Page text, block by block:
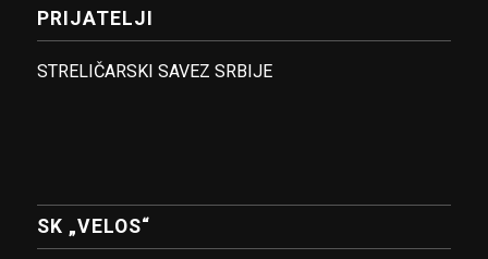
PRIJATELJI
STRELIČARSKI SAVEZ SRBIJE
SK „VELOS“